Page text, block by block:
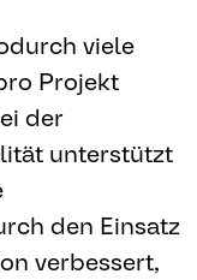
viele
Projekt
der
unterstützt
den Einsatz
verbessert,